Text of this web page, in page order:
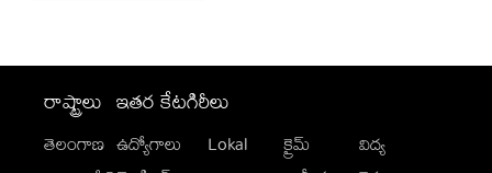
రాష్ట్రాలు
తెలంగాణ
ఇతర కేటగిరీలు
ఉద్యోగాలు
Lokal
క్రైమ్
విద్య